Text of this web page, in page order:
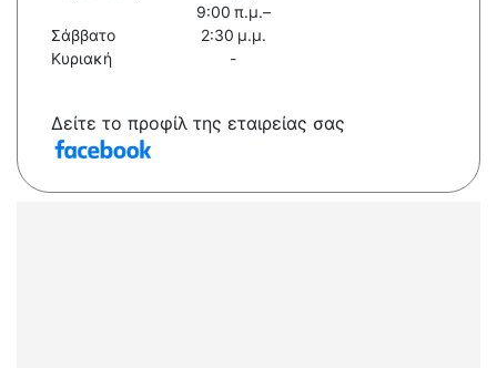
Σάββατο
9:00 π.μ.–
2:30 μ.μ.
Κυριακή
-
Δείτε το προφίλ της εταιρείας σας